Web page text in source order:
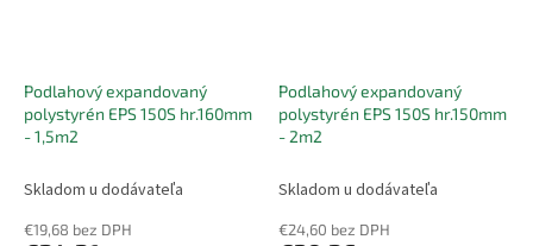
Podlahový expandovaný
polystyrén EPS 150S hr.160mm
- 1,5m2
Skladom u dodávateľa
€19,68 bez DPH
Podlahový expandovaný
polystyrén EPS 150S hr.150mm
- 2m2
Skladom u dodávateľa
€24,60 bez DPH